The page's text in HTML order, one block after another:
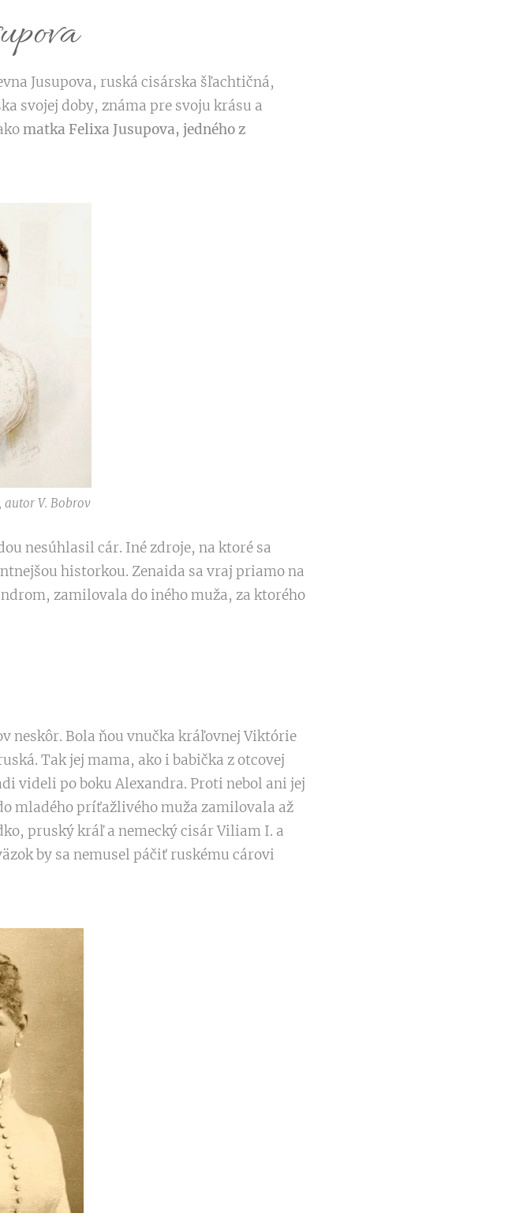
Jusupova, ruská cisárska šľachtičná,
svojej doby, známa pre svoju krásu a
matka Felixa Jusupova, jedného z
autor V. Bobrov
nesúhlasil cár. Iné zdroje, na ktoré sa
historkou. Zenaida sa vraj priamo na
zamilovala do iného muža, za ktorého
neskôr. Bola ňou vnučka kráľovnej Viktórie
Tak jej mama, ako i babička z otcovej
videli po boku Alexandra. Proti nebol ani jej
mladého príťažlivého muža zamilovala až
pruský kráľ a nemecký cisár Viliam I. a
by sa nemusel páčiť ruskému cárovi